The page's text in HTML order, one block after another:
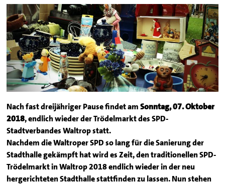
Nach fast dreijähriger Pause findet amSonntag, 07. Oktober
2018, endlich wieder der Trödelmarkt des SPD-
Stadtverbandes Waltrop statt.
Nachdem die Waltroper SPD so lang für die Sanierung der
Stadthalle gekämpft hat wird es Zeit, den traditionellen SPD-
Trödelmarkt in Waltrop 2018 endlich wieder in der neu
hergerichteten Stadthalle stattfinden zu lassen. Nun stehen